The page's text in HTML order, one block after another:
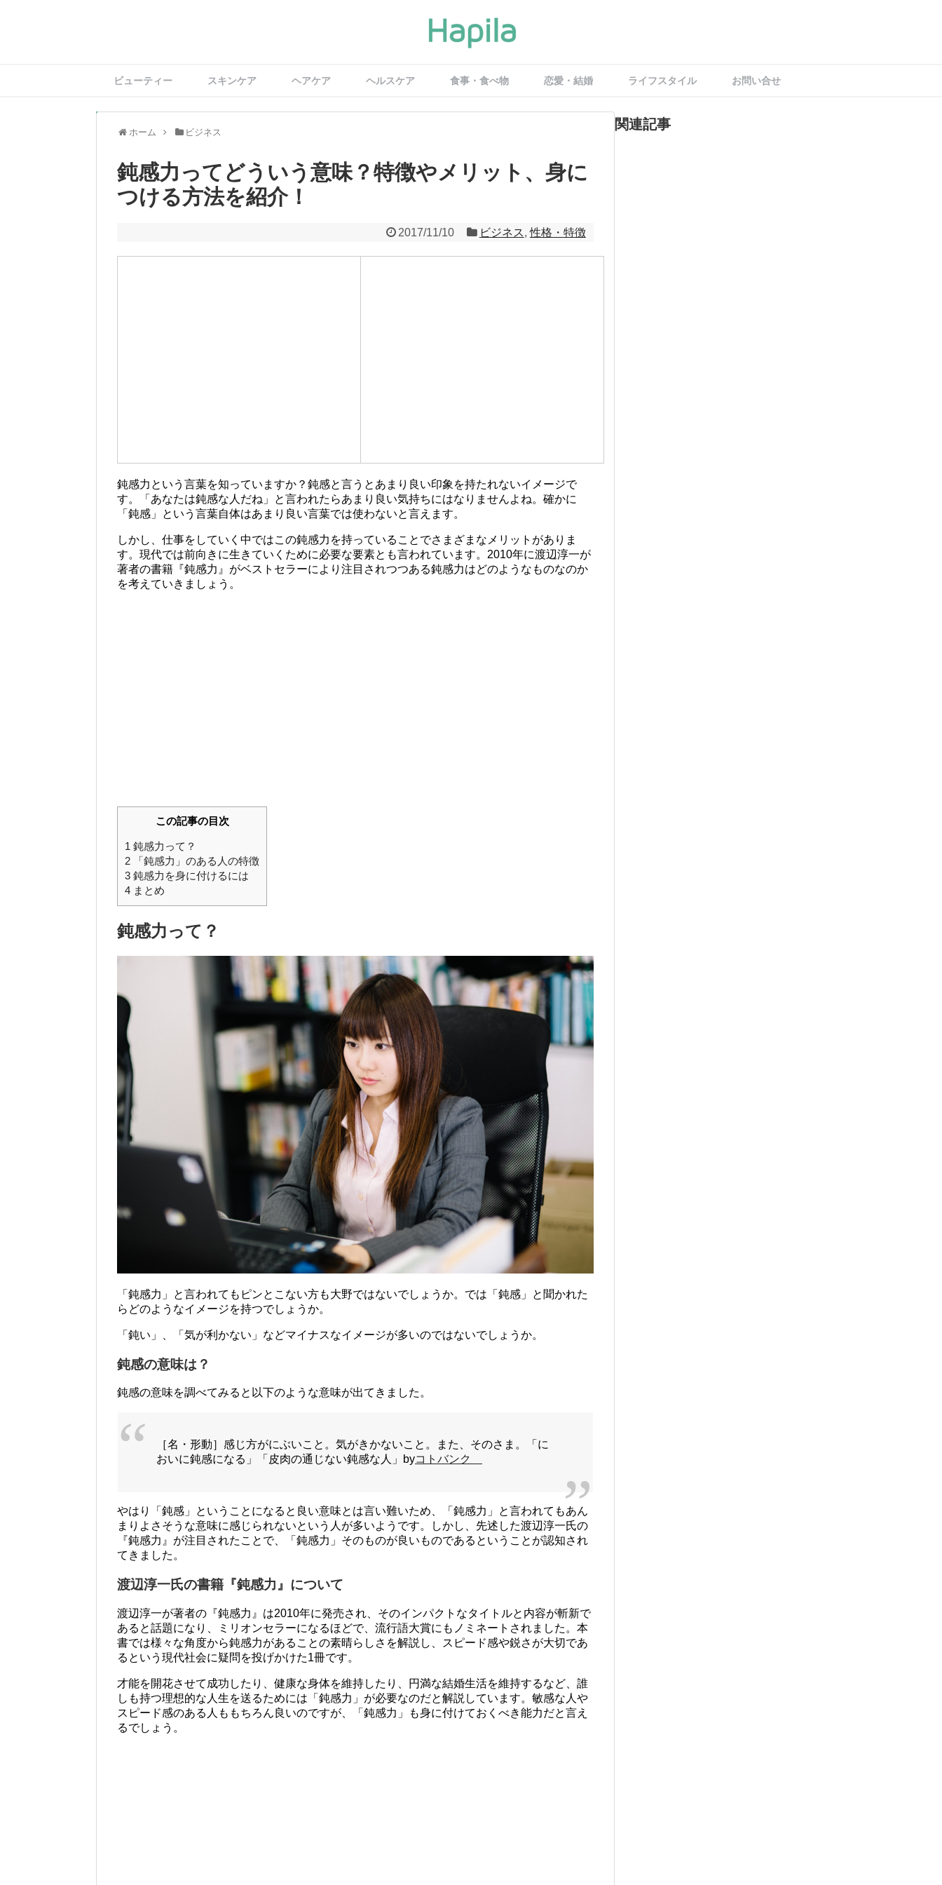
ビューティー スキンケア ヘアケア ヘルスケア 食事・食べ物 恋愛・結婚 ライフスタイル お問い合せ
ホーム ビジネス
鈍感力ってどういう意味？特徴やメリット、身に
つける方法を紹介！
2017/11/10 ビジネス,性格・特徴
鈍感力という言葉を知っていますか？鈍感と言うとあまり良い印象を持たれないイメージで
す。「あなたは鈍感な人だね」と言われたらあまり良い気持ちにはなりませんよね。確かに
「鈍感」という言葉自体はあまり良い言葉では使わないと言えます。
しかし、仕事をしていく中ではこの鈍感力を持っていることでさまざまなメリットがありま
す。現代では前向きに生きていくために必要な要素とも言われています。2010年に渡辺淳一が
著者の書籍『鈍感力』がベストセラーにより注目されつつある鈍感力はどのようなものなのか
を考えていきましょう。
この記事の目次
1 鈍感力って？
2 「鈍感力」のある人の特徴
3 鈍感力を身に付けるには
4 まとめ
鈍感力って？
「鈍感力」と言われてもピンとこない方も大野ではないでしょうか。では「鈍感」と聞かれた
らどのようなイメージを持つでしょうか。
「鈍い」、「気が利かない」などマイナスなイメージが多いのではないでしょうか。
鈍感の意味は？
鈍感の意味を調べてみると以下のような意味が出てきました。
［名・形動］感じ方がにぶいこと。気がきかないこと。また、そのさま。「に
おいに鈍感になる」「皮肉の通じない鈍感な人」byコトバンク
やはり「鈍感」ということになると良い意味とは言い難いため、「鈍感力」と言われてもあん
まりよさそうな意味に感じられないという人が多いようです。しかし、先述した渡辺淳一氏の
『鈍感力』が注目されたことで、「鈍感力」そのものが良いものであるということが認知され
てきました。
渡辺淳一氏の書籍『鈍感力』について
渡辺淳一が著者の『鈍感力』は2010年に発売され、そのインパクトなタイトルと内容が斬新で
あると話題になり、ミリオンセラーになるほどで、流行語大賞にもノミネートされました。本
書では様々な角度から鈍感力があることの素晴らしさを解説し、スピード感や鋭さが大切であ
るという現代社会に疑問を投げかけた1冊です。
才能を開花させて成功したり、健康な身体を維持したり、円満な結婚生活を維持するなど、誰
しも持つ理想的な人生を送るためには「鈍感力」が必要なのだと解説しています。敏感な人や
スピード感のある人ももちろん良いのですが、「鈍感力」も身に付けておくべき能力だと言え
るでしょう。
関連記事